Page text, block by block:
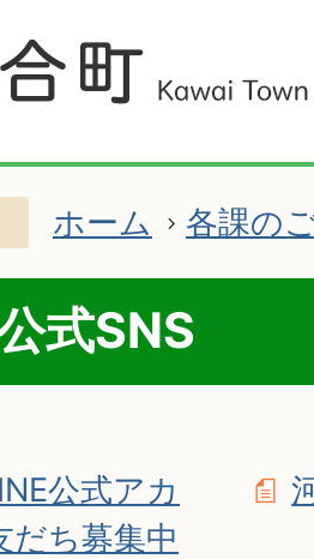
ホーム 各課の
式SNS
公式アカ
だち募集中